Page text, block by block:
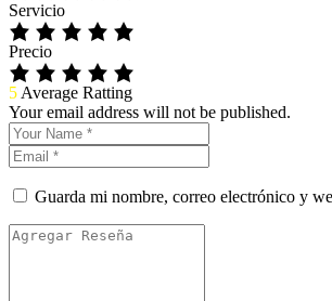
Servicio
Precio
5 Average Ratting
Your email address will not be published.
Guarda mi nombre, correo electrónico y